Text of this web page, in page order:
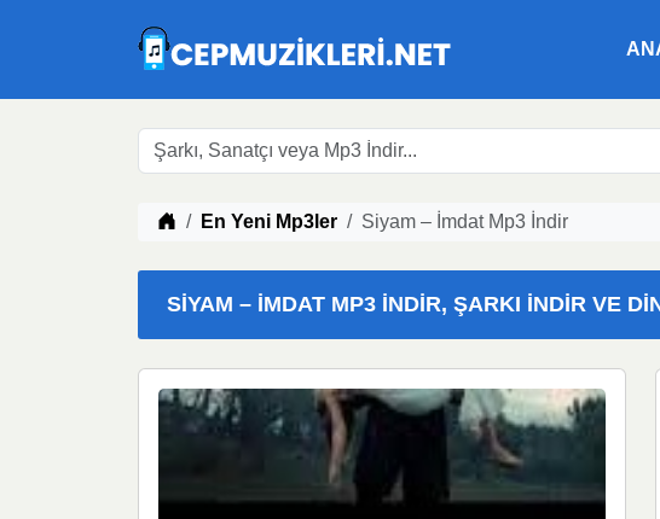
Müzik indir
En Yeni Mp3ler Siyam – İmdat Mp3 İndir
SIYAM – İMDAT MP3 İNDIR, ŞARKI İNDIR VE